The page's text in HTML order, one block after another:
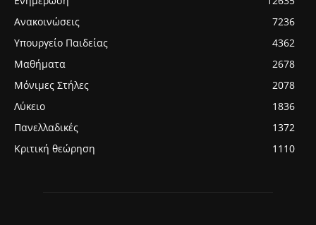
Ανακοινώσεις
7236
Υπουργείο Παιδείας
4362
Μαθήματα
2678
Μόνιμες Στήλες
2078
Λύκειο
1836
Πανελλαδικές
1372
Κριτική θεώρηση
1110